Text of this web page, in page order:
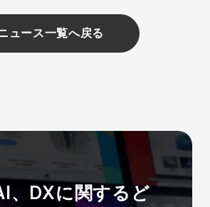
ュース一覧へ戻る
、DXに関する ど